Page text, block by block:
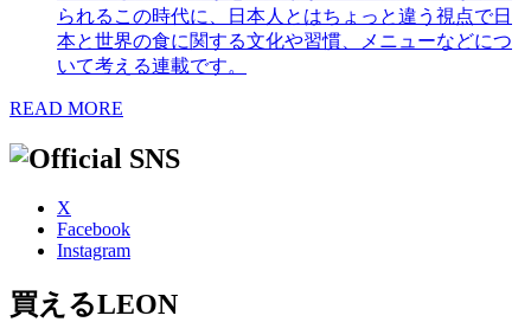
られるこの時代に、日本人とはちょっと違う視点で日
本と世界の食に関する文化や習慣、メニューなどにつ
いて考える連載です。
READ MORE
X
Facebook
Instagram
買えるLEON